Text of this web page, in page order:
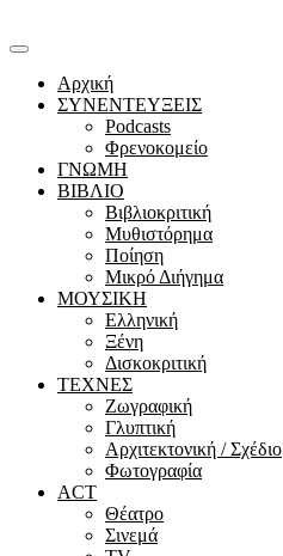
Αρχική
ΣΥΝΕΝΤΕΥΞΕΙΣ
Podcasts
Φρενοκομείο
ΓΝΩΜΗ
ΒΙΒΛΙΟ
Βιβλιοκριτική
Μυθιστόρημα
Ποίηση
Μικρό Διήγημα
ΜΟΥΣΙΚΗ
Ελληνική
Ξένη
Δισκοκριτική
ΤΕΧΝΕΣ
Ζωγραφική
Γλυπτική
Αρχιτεκτονική / Σχέδιο
Φωτογραφία
ACT
Θέατρο
Σινεμά